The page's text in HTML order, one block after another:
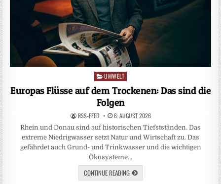
Posted
in
UMWELT
Europas Flüsse auf dem Trockenen: Das sind die
Folgen
RSS-FEED 6. AUGUST 2026
Rhein und Donau sind auf historischen Tiefstständen. Das
extreme Niedrigwasser setzt Natur und Wirtschaft zu. Das
gefährdet auch Grund- und Trinkwasser und die wichtigen
Ökosysteme…
CONTINUE READING